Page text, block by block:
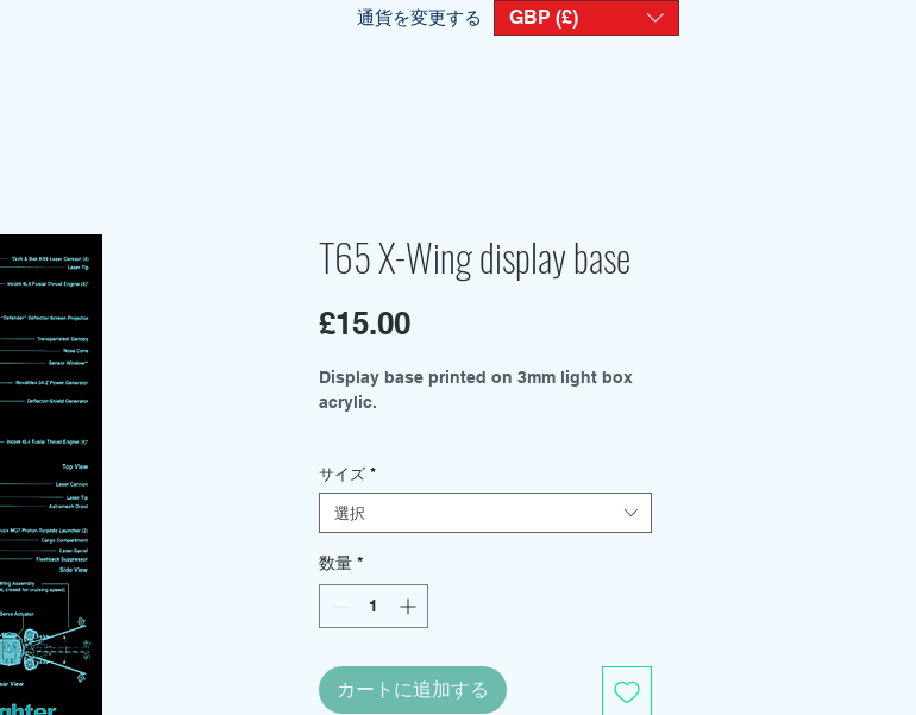
通貨を変更する GBP (£)
T65 X-Wing display base
£15.00価
格
Display base printed on 3mm light box
acrylic.
menu.
Medium - 300mm x 210mm
Small - 210mm x 150mm
Basing kits and support rod holders
sold separately.
サイズ *
選択
数量 *
カートに追加する